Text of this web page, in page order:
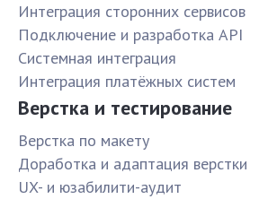
Интеграция сторонних сервисов
Подключение и разработка API
Системная интеграция
Интеграция платёжных систем
Верстка и тестирование
Верстка по макету
Доработка и адаптация верстки
UX- и юзабилити-аудит